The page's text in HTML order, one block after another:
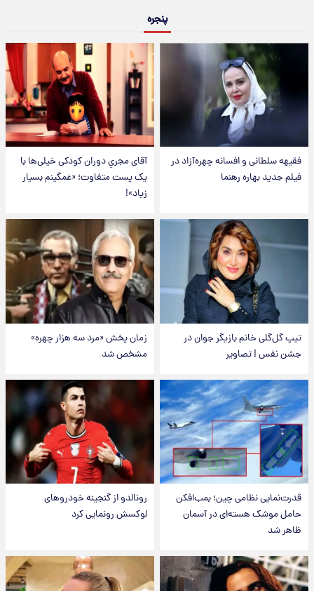
پنجره
فقیهه سلطانی و افسانه چهره‌آزاد در
فیلم جدید بهاره رهنما
آقای مجریِ دوران کودکی خیلی‌ها با
یک پست متفاوت؛ «غمگینم بسیار
زیاد»!
تیپ گل‌گلی خانم بازیگر جوان در
جشن نفس | تصاویر
زمان پخش «مرد سه هزار چهره»
مشخص شد
قدرت‌نمایی نظامی چین؛ بمب‌افکن
حامل موشک هسته‌ای در آسمان
ظاهر شد
رونالدو از گنجینه خودروهای
لوکسش رونمایی کرد